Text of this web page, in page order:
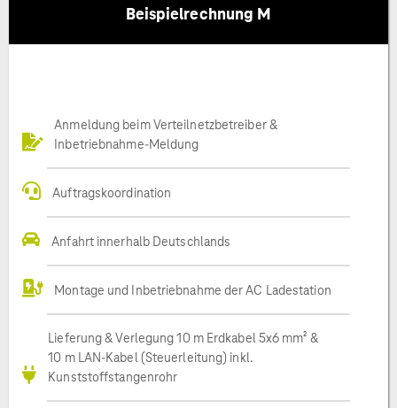
Beispielrechnung M
Anmeldung beim Verteilnetzbetreiber &
Inbetriebnahme-Meldung
Auftragskoordination
Anfahrt innerhalb Deutschlands
Montage und Inbetriebnahme der AC Ladestation
Lieferung & Verlegung 10 m Erdkabel 5x6 mm² &
10 m LAN-Kabel (Steuerleitung) inkl.
Kunststoffstangenrohr